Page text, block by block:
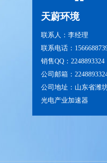
天蔚环境
联系人：李经理
联系电话：
销售QQ：2248893324
公司邮箱：
公司地址：山东省潍
光电产业加速器